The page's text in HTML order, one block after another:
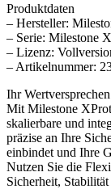
Produktdaten
– Hersteller:
– Serie: Milestone
– Lizenz:
– Artikelnummer:
Ihr Wertversprechen
Mit Milestone
skalierbare und
präzise an Ihre
einbindet und Ihre
Nutzen Sie die
Sicherheit,